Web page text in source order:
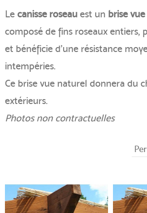
Le canisse roseau est un brise vue
composé de fins roseaux entiers,
et bénéficie d'une résistance
intempéries.
Ce brise vue naturel donnera du
extérieurs.
Photos non contractuelles